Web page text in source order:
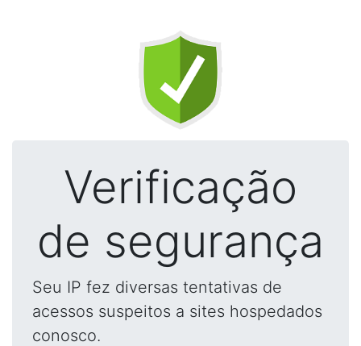
Verificação
de segurança
Seu IP fez diversas tentativas de
acessos suspeitos a sites hospedados
conosco.